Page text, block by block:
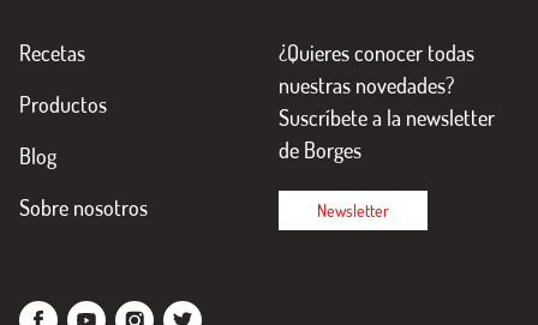
Recetas
Productos
Blog
Sobre nosotros
¿Quieres conocer todas
nuestras novedades?
Suscríbete a la newsletter
de Borges
Newsletter